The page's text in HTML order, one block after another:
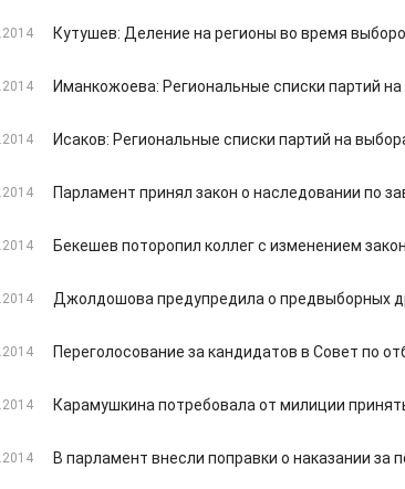
Кутушев: Деление на регионы во время
Иманкожоева: Региональные списки партий
Исаков: Региональные списки партий на
Парламент принял закон о наследовании по
Бекешев поторопил коллег с изменением
Джолдошова предупредила о предвыборных
Переголосование за кандидатов в Совет по
Карамушкина потребовала от милиции
В парламент внесли поправки о наказании за